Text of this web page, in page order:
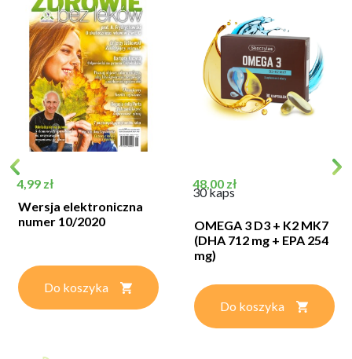
Cena
4,99 zł
Wersja elektroniczna
numer 10/2020
Do koszyka
Cena
48,00 zł
30 kaps
OMEGA 3 D3 + K2 MK7
(DHA 712 mg + EPA 254
mg)
Do koszyka